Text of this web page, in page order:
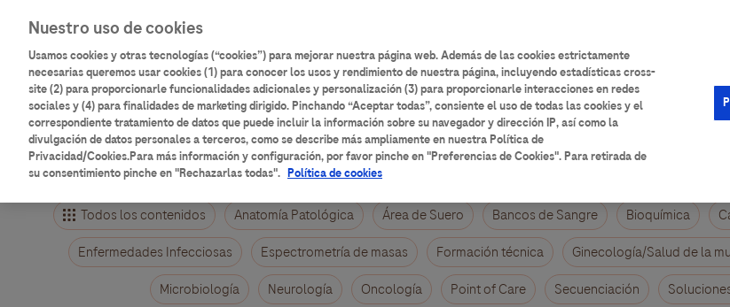
contenido
principal
Main
navigation
Inicio Catálogo de contenidos
account
menu
AularioRoche
Todos los contenidos Anatomía Patológica Área de Suero Bancos de Sangre Bioquímica
Enfermedades Infecciosas
Espectrometría de masas Formación técnica Ginecología/Salud de la
Microbiología
Neurología Oncología Point of Care Secuenciación
Nuestro uso de cookies
Usamos cookies y otras tecnologías (“cookies”) para mejorar nuestra página web. Además de las cookies estrictamente
necesarias queremos usar cookies (1) para conocer los usos y rendimiento de nuestra página, incluyendo estadísticas cross-
site (2) para proporcionarle funcionalidades adicionales y personalización (3) para proporcionarle interacciones en redes
sociales y (4) para finalidades de marketing dirigido. Pinchando “Aceptar todas”, consiente el uso de todas las cookies y el
correspondiente tratamiento de datos que puede incluir la información sobre su navegador y dirección IP, así como la
divulgación de datos personales a terceros, como se describe más ampliamente en nuestra Política de
Privacidad/Cookies.Para más información y configuración, por favor pinche en "Preferencias de Cookies". Para retirada de
su consentimiento pinche en "Rechazarlas todas". Política de cookies